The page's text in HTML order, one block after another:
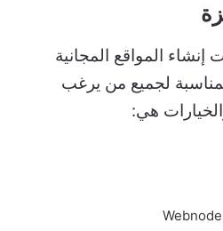
المواقع المجانية
لجميع من يرغب
هي: